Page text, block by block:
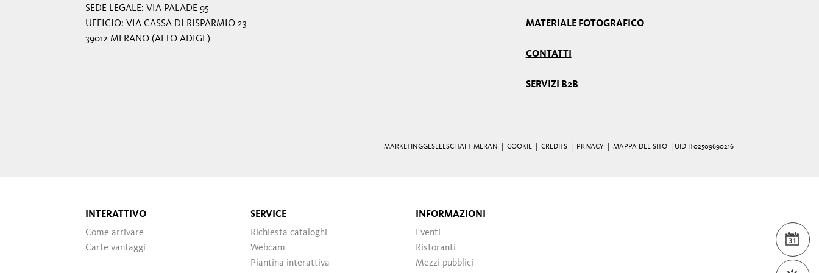
SEDE LEGALE: VIA PALADE 95
UFFICIO: VIA CASSA DI RISPARMIO 23
39012 MERANO (ALTO ADIGE)
MATERIALE FOTOGRAFICO
CONTATTI
SERVIZI B2B
MARKETINGGESELLSCHAFT MERAN | COOKIE CREDITS PRIVACY MAPPA DEL SITO | UID IT02509690216
INTERATTIVO
Come arrivare
Carte vantaggi
SERVICE
Richiesta cataloghi
Webcam
Piantina interattiva
INFORMAZIONI
Eventi
Ristoranti
Mezzi pubblici